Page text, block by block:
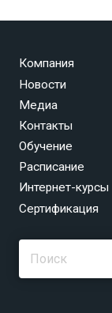
Компания
Новости
Медиа
Контакты
Обучение
Расписание
Интернет-курсы
Сертификация